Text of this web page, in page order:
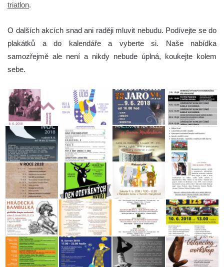
triatlon.
O dalších akcích snad ani raději mluvit nebudu. Podívejte se do
plakátků a do kalendáře a vyberte si. Naše nabídka
samozřejmě ale není a nikdy nebude úplná, koukejte kolem
sebe.